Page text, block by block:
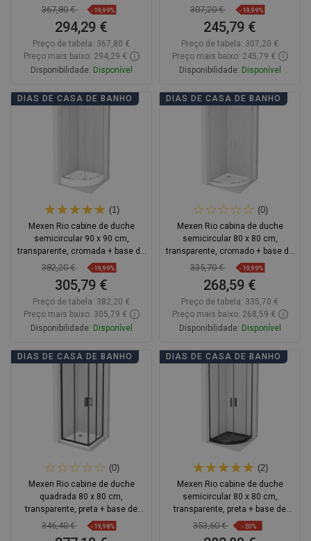
duche Flat, branco - 863-090-090-
367,80 € -19,99%
294,29 €
Preço de tabela: 367,80 €
Preço mais baixo: 294,29 €
Disponibilidade: Disponível
Adicionar
duche, branca - 863-070-070-70-
307,20 € -19,99%
245,79 €
Preço de tabela: 307,20 €
Preço mais baixo: 245,79 €
Disponibilidade: Disponível
Adicionar
DIAS DE CASA DE BANHO
(1)
Mexen Rio cabine de duche
semicircular 90 x 90 cm,
transparente, cromada + base de
duche, branca - 863-090-090-01-
382,20 € -19,99%
305,79 €
Preço de tabela: 382,20 €
Preço mais baixo: 305,79 €
Disponibilidade: Disponível
Adicionar
DIAS DE CASA DE BANHO
(0)
Mexen Rio cabina de duche
semicircular 80 x 80 cm,
transparente, cromado + base de
duche Flat, branco - 863-080-080-
335,70 € -19,99%
268,59 €
Preço de tabela: 335,70 €
Preço mais baixo: 268,59 €
Disponibilidade: Disponível
Adicionar
DIAS DE CASA DE BANHO
(0)
Mexen Rio cabine de duche
quadrada 80 x 80 cm,
transparente, preta + base de
duche Flat, branca - 860-080-080-
346,40 € -19,98%
DIAS DE CASA DE BANHO
(2)
Mexen Rio cabine de duche
semicircular 80 x 80 cm,
transparente, preta + base de
duche Flat, preta - 863-080-080-70-
353,60 € -20%